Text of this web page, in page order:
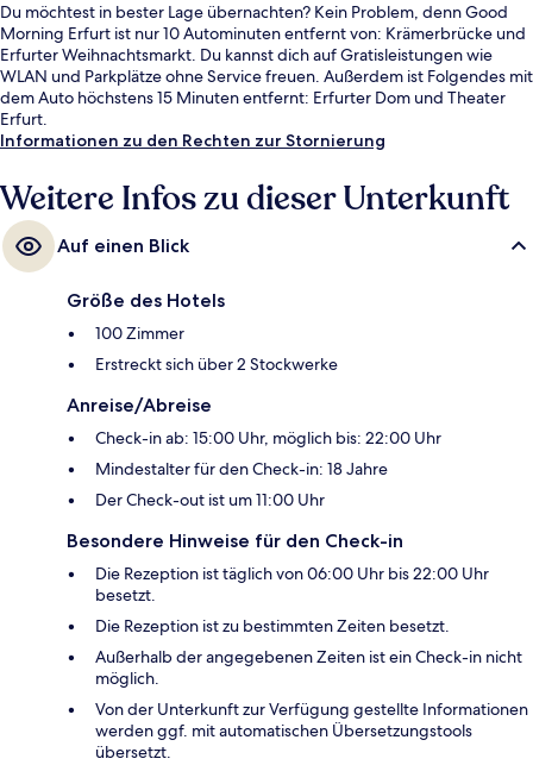
Du möchtest in bester Lage übernachten? Kein Problem, denn Good
Morning Erfurt ist nur 10 Autominuten entfernt von: Krämerbrücke und
Erfurter Weihnachtsmarkt. Du kannst dich auf Gratisleistungen wie
WLAN und Parkplätze ohne Service freuen. Außerdem ist Folgendes mit
dem Auto höchstens 15 Minuten entfernt: Erfurter Dom und Theater
Erfurt.
Informationen zu den Rechten zur Stornierung
Weitere Infos zu dieser Unterkunft
Auf einen Blick
Größe des Hotels
100 Zimmer
Erstreckt sich über 2 Stockwerke
Anreise/Abreise
Check-in ab: 15:00 Uhr, möglich bis: 22:00 Uhr
Mindestalter für den Check-in: 18 Jahre
Der Check-out ist um 11:00 Uhr
Besondere Hinweise für den Check-in
Die Rezeption ist täglich von 06:00 Uhr bis 22:00 Uhr
besetzt.
Die Rezeption ist zu bestimmten Zeiten besetzt.
Außerhalb der angegebenen Zeiten ist ein Check-in nicht
möglich.
Von der Unterkunft zur Verfügung gestellte Informationen
werden ggf. mit automatischen Übersetzungstools
übersetzt.